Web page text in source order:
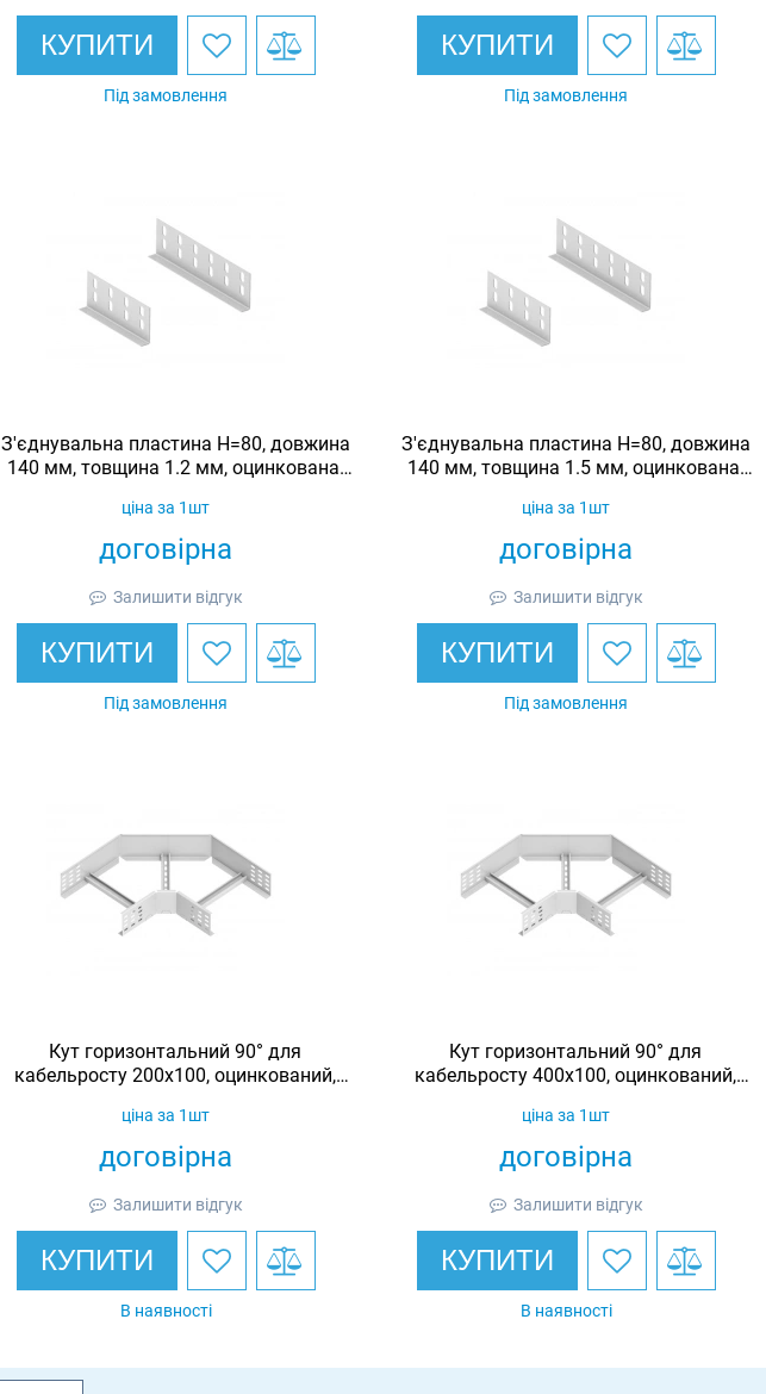
КУПИТИ
Під замовлення
КУПИТИ
Під замовлення
З'єднувальна пластина H=80, довжина
140 мм, товщина 1.2 мм, оцинкована,
договірна
ціна за 1шт
Залишити відгук
КУПИТИ
Під замовлення
З'єднувальна пластина H=80, довжина
140 мм, товщина 1.5 мм, оцинкована,
договірна
ціна за 1шт
Залишити відгук
КУПИТИ
Під замовлення
Кут горизонтальний 90° для
кабельросту 200х100, оцинкований,
договірна
ціна за 1шт
Залишити відгук
КУПИТИ
В наявності
Кут горизонтальний 90° для
кабельросту 400х100, оцинкований,
договірна
ціна за 1шт
Залишити відгук
КУПИТИ
В наявності